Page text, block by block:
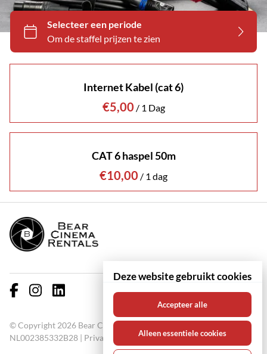
Internet Kabel (cat 6)
/
CAT 6 haspel 50m
/
© Copyright 2026 Bear Cinema Rentals KVK: 67000711 BTW:
NL002385332B28 | Privacy policy
Deze website gebruikt cookies
Accepteer alle
Alleen essentiele cookies